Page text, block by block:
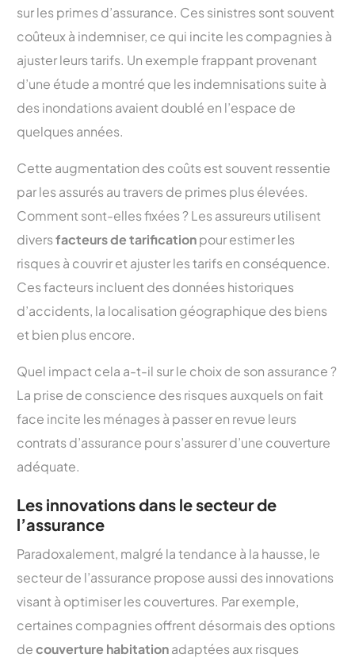
sur les primes d’assurance. Ces sinistres sont souvent
coûteux à indemniser, ce qui incite les compagnies à
ajuster leurs tarifs. Un exemple frappant provenant
d’une étude a montré que les indemnisations suite à
des inondations avaient doublé en l’espace de
quelques années.
Cette augmentation des coûts est souvent ressentie
par les assurés au travers de primes plus élevées.
Comment sont-elles fixées ? Les assureurs utilisent
diversfacteurs de tarificationpour estimer les
risques à couvrir et ajuster les tarifs en conséquence.
Ces facteurs incluent des données historiques
d’accidents, la localisation géographique des biens
et bien plus encore.
Quel impact cela a-t-il sur le choix de son assurance ?
La prise de conscience des risques auxquels on fait
face incite les ménages à passer en revue leurs
contrats d’assurance pour s’assurer d’une couverture
adéquate.
Les innovations dans le secteur de
l’assurance
Paradoxalement, malgré la tendance à la hausse, le
secteur de l’assurance propose aussi des innovations
visant à optimiser les couvertures. Par exemple,
certaines compagnies offrent désormais des options
decouverture habitationadaptées aux risques